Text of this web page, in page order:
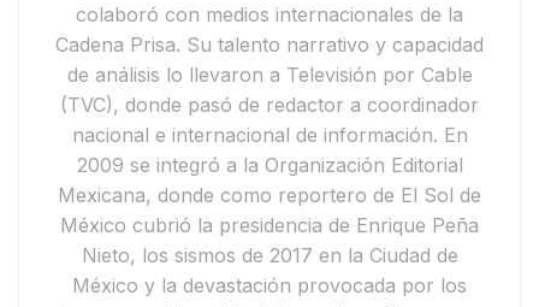
colaboró con medios internacionales de la
Cadena Prisa. Su talento narrativo y capacidad
de análisis lo llevaron a Televisión por Cable
(TVC), donde pasó de redactor a coordinador
nacional e internacional de información. En
2009 se integró a la Organización Editorial
Mexicana, donde como reportero de El Sol de
México cubrió la presidencia de Enrique Peña
Nieto, los sismos de 2017 en la Ciudad de
México y la devastación provocada por los